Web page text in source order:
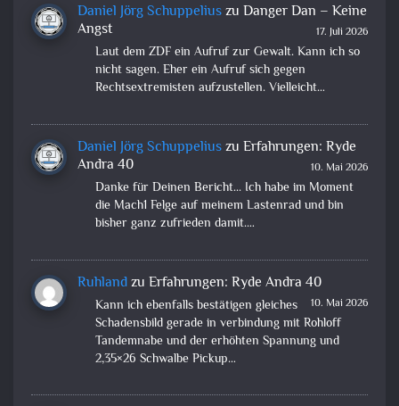
Daniel Jörg Schuppeliuszu Danger Dan – Keine
Angst
17. Juli 2026
Laut dem ZDF ein Aufruf zur Gewalt. Kann ich so
nicht sagen. Eher ein Aufruf sich gegen
Rechtsextremisten aufzustellen. Vielleicht…
Daniel Jörg Schuppeliuszu Erfahrungen: Ryde
Andra 40
10. Mai 2026
Danke für Deinen Bericht... Ich habe im Moment
die Mach1 Felge auf meinem Lastenrad und bin
bisher ganz zufrieden damit.…
Ruhlandzu Erfahrungen: Ryde Andra 40
10. Mai 2026
Kann ich ebenfalls bestätigen gleiches
Schadensbild gerade in verbindung mit Rohloff
Tandemnabe und der erhöhten Spannung und
2,35×26 Schwalbe Pickup…